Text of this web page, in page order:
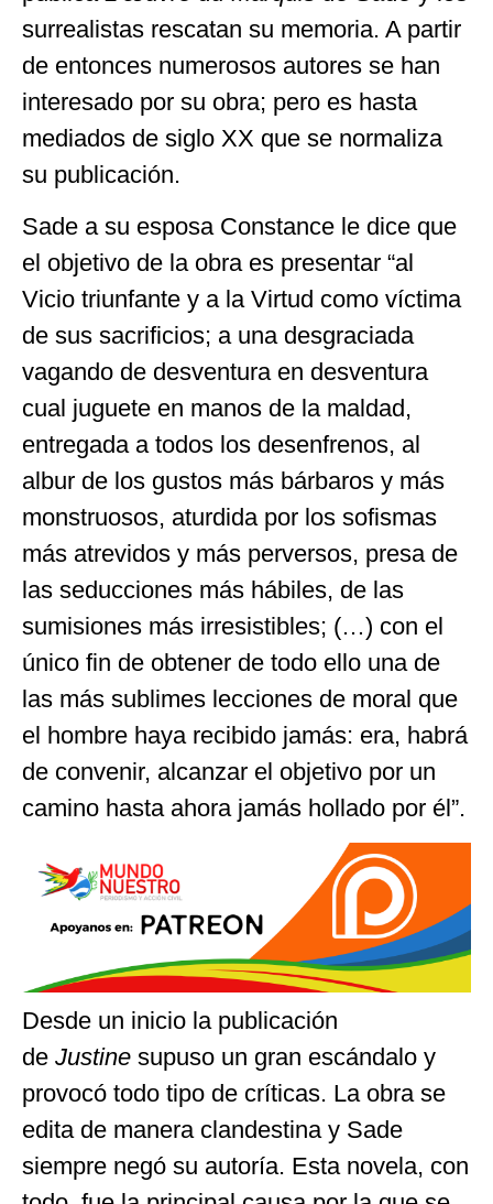
surrealistas rescatan su memoria. A partir
de entonces numerosos autores se han
interesado por su obra; pero es hasta
mediados de siglo XX que se normaliza
su publicación.
Sade a su esposa Constance le dice que
el objetivo de la obra es presentar “al
Vicio triunfante y a la Virtud como víctima
de sus sacrificios; a una desgraciada
vagando de desventura en desventura
cual juguete en manos de la maldad,
entregada a todos los desenfrenos, al
albur de los gustos más bárbaros y más
monstruosos, aturdida por los sofismas
más atrevidos y más perversos, presa de
las seducciones más hábiles, de las
sumisiones más irresistibles; (…) con el
único fin de obtener de todo ello una de
las más sublimes lecciones de moral que
el hombre haya recibido jamás: era, habrá
de convenir, alcanzar el objetivo por un
camino hasta ahora jamás hollado por él”.
Desde un inicio la publicación
de Justine supuso un gran escándalo y
provocó todo tipo de críticas. La obra se
edita de manera clandestina y Sade
siempre negó su autoría. Esta novela, con